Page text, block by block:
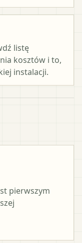
listę
kosztów i to,
instalacji.
pierwszym